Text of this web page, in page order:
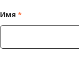
Имя *